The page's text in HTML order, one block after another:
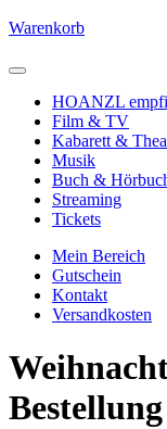
Warenkorb
HOANZL
Film & TV
Kabarett &
Musik
Buch &
Streaming
Tickets
Mein Bereich
Gutschein
Kontakt
Versandkosten
Bestellung